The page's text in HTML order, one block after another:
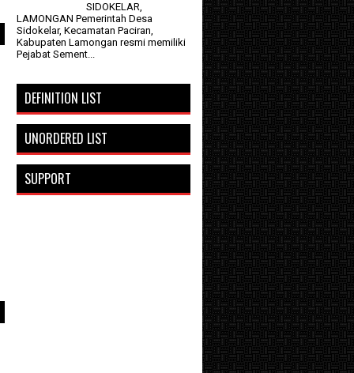
SIDOKELAR,
LAMONGAN Pemerintah Desa
Sidokelar, Kecamatan Paciran,
Kabupaten Lamongan resmi memiliki
Pejabat Sement...
DEFINITION LIST
UNORDERED LIST
SUPPORT